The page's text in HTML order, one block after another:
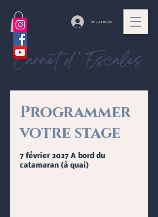
Se connecter
Programmer
votre stage
7 février 2027 A bord du
catamaran (à quai)